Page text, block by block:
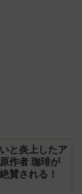
と炎上したア
作者 珈琲が
賛される！